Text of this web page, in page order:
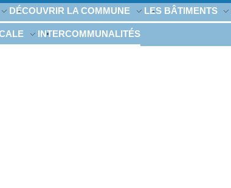
DÉCOUVRIR LA COMMUNE LES BÂTIMENTS
INTERCOMMUNALITÉS